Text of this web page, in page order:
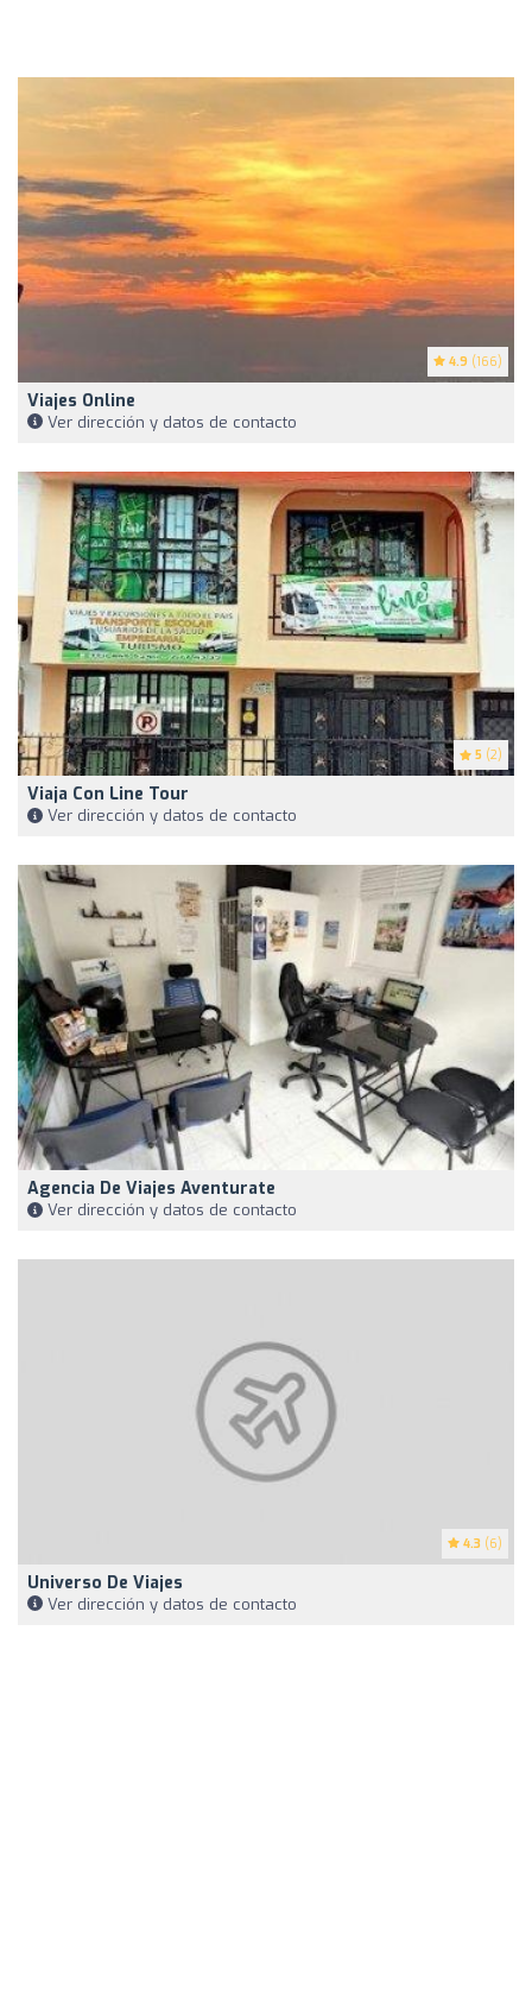
4.9 (166)
Viajes Online
Ver dirección y datos de contacto
5 (2)
Viaja Con Line Tour
Ver dirección y datos de contacto
Agencia De Viajes Aventurate
Ver dirección y datos de contacto
4.3 (6)
Universo De Viajes
Ver dirección y datos de contacto